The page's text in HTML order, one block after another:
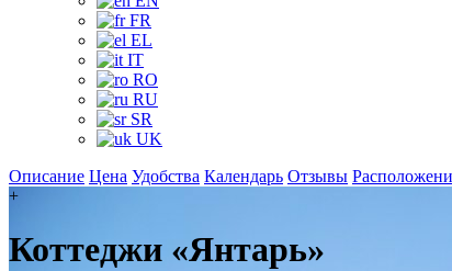
FR
EL
IT
RO
RU
SR
UK
Описание Цена Удобства Календарь Отзывы
+
Коттеджи «Янтарь»